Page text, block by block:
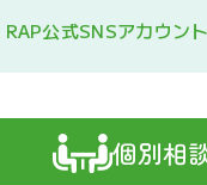
RAP公式SNSアカウント
個別相